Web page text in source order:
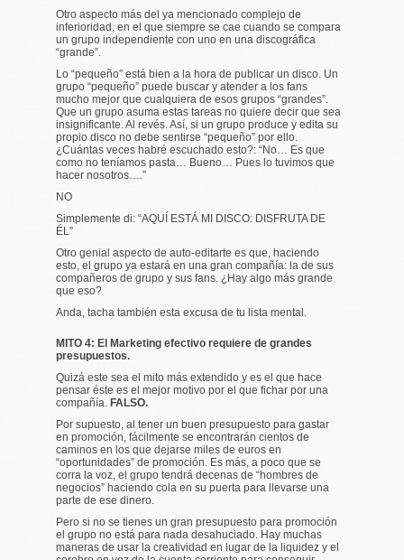
Otro aspecto más del ya mencionado complejo de
inferioridad, en el que siempre se cae cuando se compara
un grupo independiente con uno en una discográfica
“grande”.
Lo “pequeño” está bien a la hora de publicar un disco. Un
grupo “pequeño” puede buscar y atender a los fans
mucho mejor que cualquiera de esos grupos “grandes”.
Que un grupo asuma estas tareas no quiere decir que sea
insignificante. Al revés. Así, si un grupo produce y edita su
propio disco no debe sentirse “pequeño” por ello.
¿Cuántas veces habré escuchado esto?: “No… Es que
como no teníamos pasta… Bueno… Pues lo tuvimos que
hacer nosotros….”
NO
Simplemente di: “AQUÍ ESTÁ MI DISCO: DISFRUTA DE
ÉL”
Otro genial aspecto de auto-editarte es que, haciendo
esto, el grupo ya estará en una gran compañía: la de sus
compañeros de grupo y sus fans. ¿Hay algo más grande
que eso?
Anda, tacha también esta excusa de tu lista mental.
MITO 4: El Marketing efectivo requiere de grandes
presupuestos.
Quizá este sea el mito más extendido y es el que hace
pensar éste es el mejor motivo por el que fichar por una
compañía. FALSO.
Por supuesto, al tener un buen presupuesto para gastar
en promoción, fácilmente se encontrarán cientos de
caminos en los que dejarse miles de euros en
“oportunidades” de promoción. Es más, a poco que se
corra la voz, el grupo tendrá decenas de “hombres de
negocios” haciendo cola en su puerta para llevarse una
parte de ese dinero.
Pero si no se tienes un gran presupuesto para promoción
el grupo no está para nada desahuciado. Hay muchas
maneras de usar la creatividad en lugar de la liquidez y el